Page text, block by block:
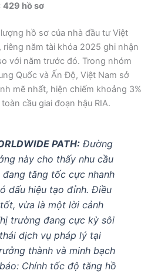
429 hồ sơ
hồ sơ của nhà đầu tư Việt
, riêng năm tài khóa 2025 ghi nhận
với năm trước đó. Trong nhóm
Quốc và Ấn Độ, Việt Nam sở
mẽ nhất, hiện chiếm khoảng 3%
cầu giai đoạn hậu RIA.
PATH:Đường
này cho thấy nhu cầu
tăng tốc cực nhanh
dấu hiệu tạo đỉnh. Điều
vừa là một lời cảnh
trường đang cực kỳ sôi
dịch vụ pháp lý tại
thành và minh bạch
Chính tốc độ tăng hồ